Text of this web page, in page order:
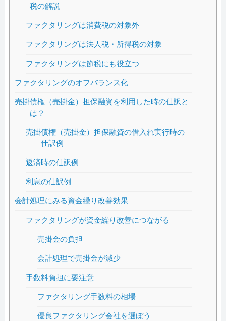
税の解説
ファクタリングは消費税の対象外
ファクタリングは法人税・所得税の対象
ファクタリングは節税にも役立つ
ファクタリングのオフバランス化
売掛債権（売掛金）担保融資を利用した時の仕訳と
は？
売掛債権（売掛金）担保融資の借入れ実行時の
仕訳例
返済時の仕訳例
利息の仕訳例
会計処理にみる資金繰り改善効果
ファクタリングが資金繰り改善につながる
売掛金の負担
会計処理で売掛金が減少
手数料負担に要注意
ファクタリング手数料の相場
優良ファクタリング会社を選ぼう